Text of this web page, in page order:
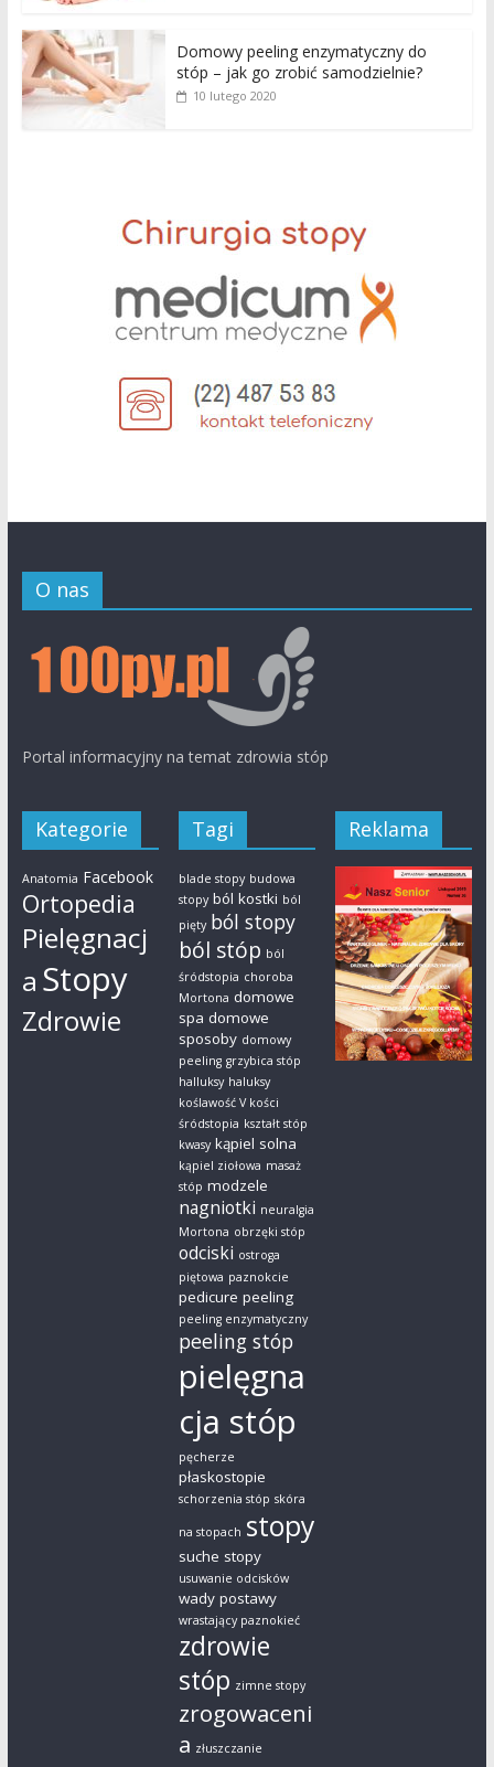
Domowy peeling enzymatyczny do
stóp – jak go zrobić samodzielnie?
10 lutego 2020
O nas
Portal informacyjny na temat zdrowia stóp
Kategorie
Anatomia Facebook
Ortopedia
Pielęgnacj
a Stopy
Zdrowie
Tagi
blade stopy budowa
stopy ból kostki ból
pięty ból stopy
ból stóp ból
śródstopia choroba
Mortona domowe
spa domowe
sposoby domowy
peeling grzybica stóp
halluksy haluksy
koślawość V kości
śródstopia kształt stóp
kwasy kąpiel solna
kąpiel ziołowa masaż
stóp modzele
nagniotki neuralgia
Mortona obrzęki stóp
odciski ostroga
piętowa paznokcie
pedicure peeling
peeling enzymatyczny
peeling stóp
pielęgna
cja stóp
pęcherze
płaskostopie
schorzenia stóp skóra
na stopach stopy
suche stopy
usuwanie odcisków
wady postawy
wrastający paznokieć
zdrowie
stóp zimne stopy
zrogowaceni
a złuszczanie
Reklama